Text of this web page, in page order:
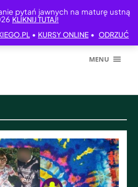
pytań jawnych na maturę ustną
KLIKNIJ TUTAJ!
• KURSY ONLINE • ODRZUĆ
MENU